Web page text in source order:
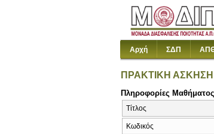
Αρχή ΣΔΠ
ΠΡΑΚΤΙΚΗ ΑΣΚΗΣΗ
Πληροφορίες Μαθήματος
Τίτλος
Κωδικός